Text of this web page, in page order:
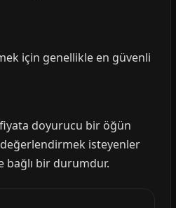
için genellikle en güvenli
doyurucu bir öğün
isteyenler
bağlı bir durumdur.